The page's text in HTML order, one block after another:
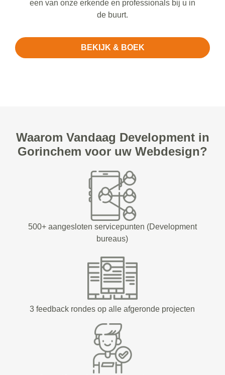
een van onze erkende en professionals bij u in
de buurt.
BEKIJK & BOEK
Waarom Vandaag Development in
Gorinchem voor uw Webdesign?
500+ aangesloten servicepunten (Development
bureaus)
3 feedback rondes op alle afgeronde projecten